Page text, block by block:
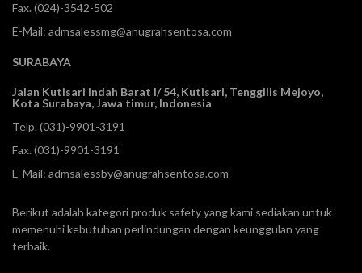
Fax. (024)-3542-502
E-Mail: admsalessmg@anugrahsentosa.com
SURABAYA
Jalan Kutisari Indah Barat I/ 54, Kutisari, Tenggilis Mejoyo,
Kota Surabaya, Jawa timur, Indonesia
Telp. (031)-9901-3191
Fax. (031)-9901-3191
E-Mail: admsalessby@anugrahsentosa.com
Berikut adalah kategori produk safety yang kami sediakan untuk
memenuhi kebutuhan perlindungan dengan keunggulan yang
terbaik.